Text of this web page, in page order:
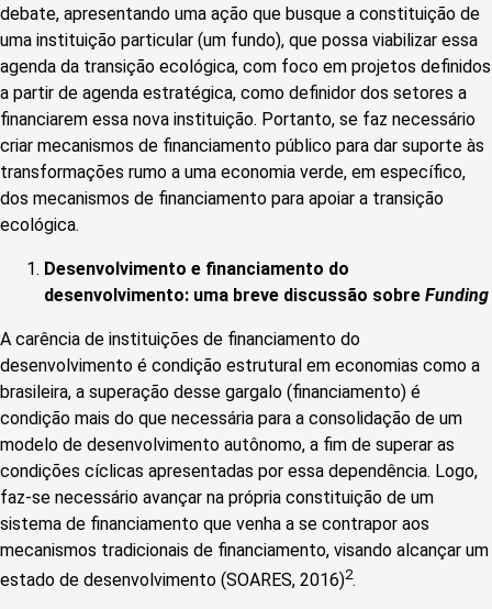
debate, apresentando uma ação que busque a constituição de
uma instituição particular (um fundo), que possa viabilizar essa
agenda da transição ecológica, com foco em projetos definidos
a partir de agenda estratégica, como definidor dos setores a
financiarem essa nova instituição. Portanto, se faz necessário
criar mecanismos de financiamento público para dar suporte às
transformações rumo a uma economia verde, em específico,
dos mecanismos de financiamento para apoiar a transição
ecológica.
Desenvolvimento e financiamento do
desenvolvimento: uma breve discussão sobre Funding
A carência de instituições de financiamento do
desenvolvimento é condição estrutural em economias como a
brasileira, a superação desse gargalo (financiamento) é
condição mais do que necessária para a consolidação de um
modelo de desenvolvimento autônomo, a fim de superar as
condições cíclicas apresentadas por essa dependência. Logo,
faz-se necessário avançar na própria constituição de um
sistema de financiamento que venha a se contrapor aos
mecanismos tradicionais de financiamento, visando alcançar um
estado de desenvolvimento (SOARES, 2016)2.